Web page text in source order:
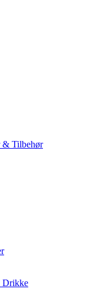
& Tilbehør
Drikke